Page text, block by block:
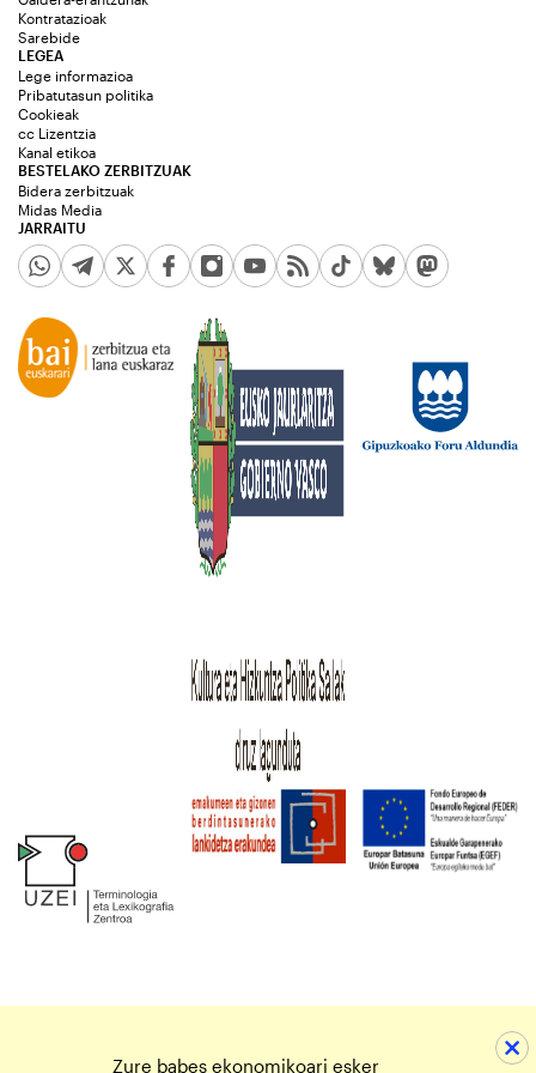
Kontratazioak
Sarebide
JARRAITU
LEGEA
Lege informazioa
Pribatutasun politika
Cookieak
cc Lizentzia
Kanal etikoa
BESTELAKO ZERBITZUAK
Bidera zerbitzuak
Midas Media
Zure babes ekonomikoari esker